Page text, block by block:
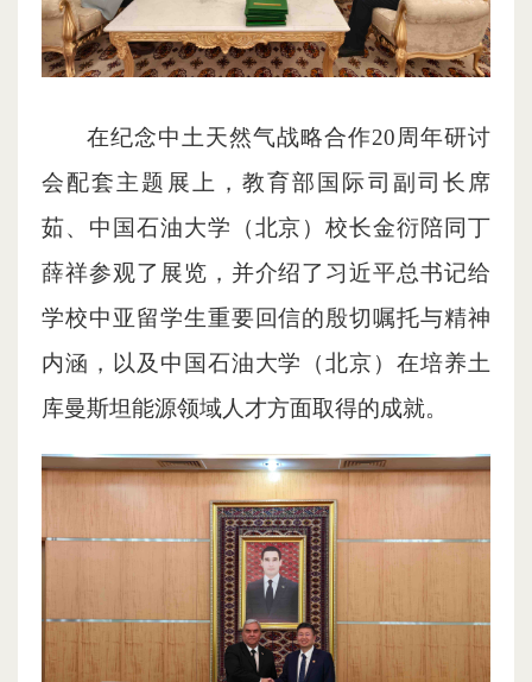
在纪念中土天然气战略合作20周年研讨
会配套主题展上，教育部国际司副司长席
茹、中国石油大学（北京）校长金衍陪同丁
薛祥参观了展览，并介绍了习近平总书记给
学校中亚留学生重要回信的殷切嘱托与精神
内涵，以及中国石油大学（北京）在培养土
库曼斯坦能源领域人才方面取得的成就。